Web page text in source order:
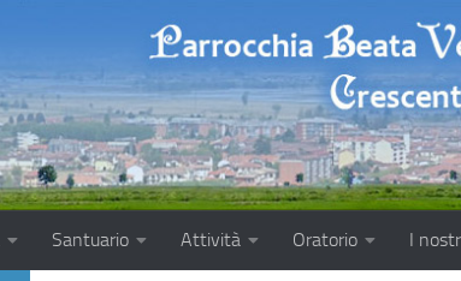
Santuario Attività Oratorio I